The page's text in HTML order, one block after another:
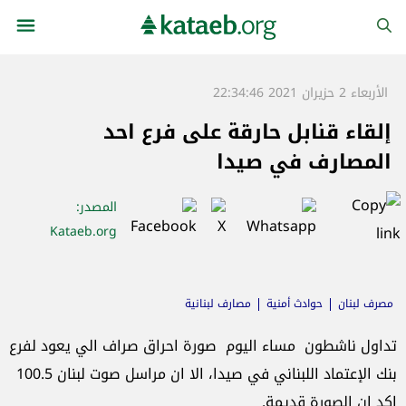
الأربعاء 2 حزيران 2021 22:34:46
إلقاء قنابل حارقة على فرع احد
المصارف في صيدا
المصدر:
Kataeb.org
مصرف لبنان حوادث أمنية مصارف لبنانية
تداول ناشطون مساء اليوم صورة احراق صراف الي يعود لفرع
بنك الإعتماد اللبناني في صيدا، الا ان مراسل صوت لبنان 100.5